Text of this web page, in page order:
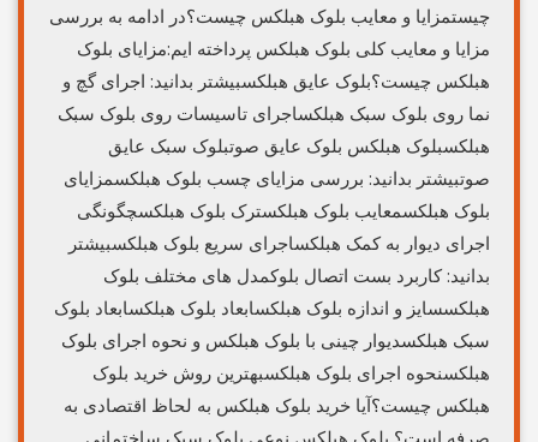
چیستمزایا و معایب بلوک هبلکس چیست؟در ادامه به بررسی
مزایا و معایب کلی بلوک هبلکس پرداخته ایم:مزایای بلوک
هبلکس چیست؟بلوک عایق هبلکسبیشتر بدانید: اجرای گچ و
نما روی بلوک سبک هبلکساجرای تاسیسات روی بلوک سبک
هبلکسبلوک هبلکس بلوک عایق صوتبلوک سبک عایق
صوتبیشتر بدانید: بررسی مزایای چسب بلوک هبلکسمزایای
بلوک هبلکسمعایب بلوک هبلکسترک بلوک هبلکسچگونگی
اجرای دیوار به کمک هبلکساجرای سریع بلوک هبلکسبیشتر
بدانید: کاربرد بست اتصال بلوکمدل های مختلف بلوک
هبلکسسایز و اندازه بلوک هبلکسابعاد بلوک هبلکسابعاد بلوک
سبک هبلکسدیوار چینی با بلوک هبلکس و نحوه اجرای بلوک
هبلکسنحوه اجرای بلوک هبلکسبهترین روش خرید بلوک
هبلکس چیست؟آیا خرید بلوک هبلکس به لحاظ اقتصادی به